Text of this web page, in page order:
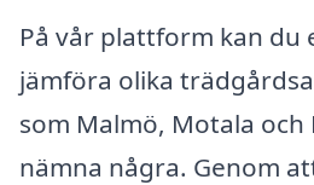
På vår plattform kan du
jämföra olika
som Malmö, Motala
nämna några. Genom